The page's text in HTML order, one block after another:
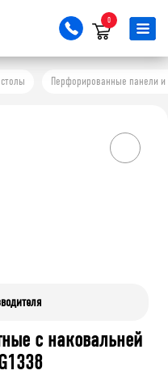
0
Перфорированные панели и
с наковальней